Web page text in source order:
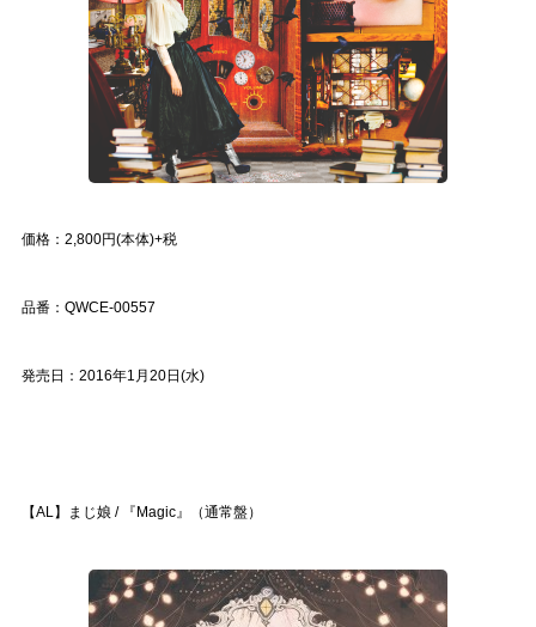
価格：2,800円(本体)+税
品番：QWCE-00557
発売日：2016年1月20日(水)
【AL】まじ娘 / 『Magic』（通常盤）